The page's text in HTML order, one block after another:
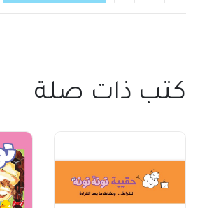
كتب ذات صلة